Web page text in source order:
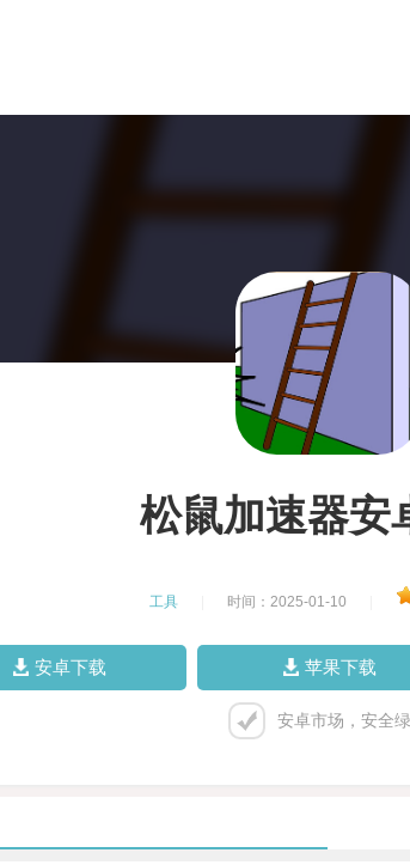
松鼠加速器安
工具 时间：2025-01-10
安卓下载 苹果下载
安卓市场，安全